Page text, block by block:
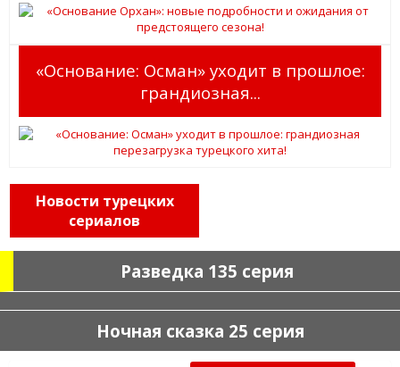
«Основание: Осман» уходит в прошлое:
грандиозная...
Новости турецких
сериалов
Разведка 135 серия
Ночная сказка 25 серия